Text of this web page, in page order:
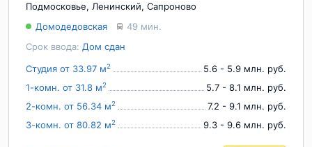
Подмосковье, Ленинский, Сапроново
Срок ввода: Дом сдан
Домодедовская 49 мин.
Студия от 33.97 м2
5.6 - 5.9 млн. руб.
1-комн. от 31.8 м2
5.7 - 8.1 млн. руб.
2-комн. от 56.34 м2
7.2 - 9.1 млн. руб.
3-комн. от 80.82 м2 9.3 - 9.6 млн. руб.